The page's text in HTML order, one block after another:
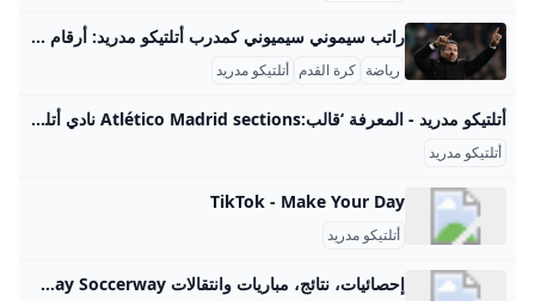
راتب سيموني سيميوني كمدرب أتلتيكو مدريد: أرقام مثيرة وسيناريوهات العقد راتب دييغو سيميوني كمدرب لأتلتيكو مدريد شهد تغيرات عبر المواسم الأخيرة، وهو من بين أعلى رواتب المدربين عالميًا بحسب تقارير إعلامية متينة. في نسخ مختلفة من بطولات مثل كأس العالم للأندية 2025، وردت أرقام تقارب 34 إلى 39 مليون يورو سنويًا كراتب أساسي مع إضافة بدلات وأداء محتملة، ما يجعل الصورة الإجمالية أعلى من كثير من المدربين في القارة الأوروبية. تظل الأرقام دقیقـة وموثوقة فقط عند نشر النادي أو الجهة المالـية المعنية تفاصيل العقد رسميًا، وبالتالي غالبًا ما تكون التقديرات من تقارير الصحافة الرياضية مع اختلاف بين المصادر.
رياضة كرة القدم أتلتيكو مدريد
أتلتيكو مدريد - المعرفة ‘قالب:Atlético Madrid sections نادي أتلتيكو مدريد (Club Atlético de Madrid, S.A.D. ؛ (النطق الإسپاني: ˈkluβ aˈtletiko ðe maˈðɾið؛ ويعني “نادي مدريد الرياضي”) هو نادي كرة قدم من مدينة مدريد بإسبانيا. ’ Enrique Allende, first President of the club after its establishment in 1903 قام ثلاثة طلبة باسكيين بتأسيس النادي عام 1903، وهم غورتازار، أزتورتشا، وأبدون. وكان اسم النادي Athletic Club de Madrid (نادي مدريد الرياضي). كان جزء من أتلتيك بيلباو. في عام 1904 انظم مؤسسو النادي للأعضاء المعارضين لنادي مدريد لكرة القدم.
أتلتيكو مدريد
TikTok - Make Your Day
أتلتيكو مدريد
إحصائيات، نتائج، مباريات وانتقالات Atlético Madrid II Soccerway Soccerway يوفر إحصائيات، نتائج، جداول، انتقالات ونتائج مباشرة لفريق Atlético Madrid II مجانًا.